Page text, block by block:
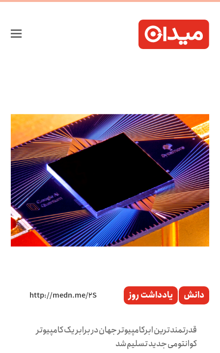
دانش یادداشت روز
قدرتمندترین ابرکامپیوتر جهان در برابر یک کامپیوتر
کوانتومی جدید تسلیم شد